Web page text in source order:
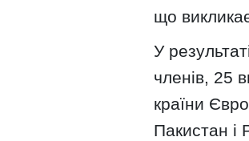
що
У
членів, 25
країни
Пакистан і